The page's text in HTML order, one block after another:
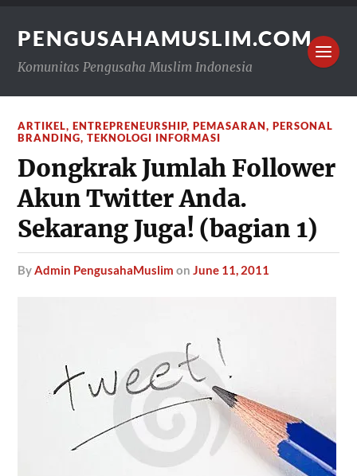
PENGUSAHAMUSLIM.COM
Komunitas Pengusaha Muslim Indonesia
ARTIKEL,ENTREPRENEURSHIP,PEMASARAN,PERSONAL
BRANDING,TEKNOLOGI INFORMASI
Dongkrak Jumlah Follower
Akun Twitter Anda.
Sekarang Juga! (bagian 1)
byAdmin PengusahaMuslim onJune 11, 2011